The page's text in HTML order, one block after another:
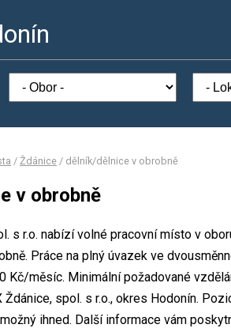
/ Ždánice / dělník/dělnice v obrobně
v obrobně
s r.o. nabízí volné pracovní místo v
Práce na plný úvazek ve
Kč/měsíc. Minimální požadované
Ždánice, spol. s r.o., okres Hodonín.
ihned. Další informace vám